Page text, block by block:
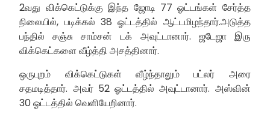
2வது விக்கெட்டுக்கு இந்த ஜோடி 77 ஓட்டங்கள் சேர்த்த
நிலையில், படிக்கல் 38 ஓட்டத்தில் ஆட்டமிழந்தார்.அடுத்த
பந்தில் சஞ்சு சாம்சன் டக் அவுட்டானார். ஜடேஜா இரு
விக்கெட்களை வீழ்த்தி அசத்தினார்.
ஒருபுறம் விக்கெட்டுகள் வீழ்ந்தாலும் பட்லர் அரை
சதமடித்தார். அவர் 52 ஓட்டத்தில் அவுட்டானார். அஸ்வின்
30 ஓட்டத்தில் வெளியேறினார்.